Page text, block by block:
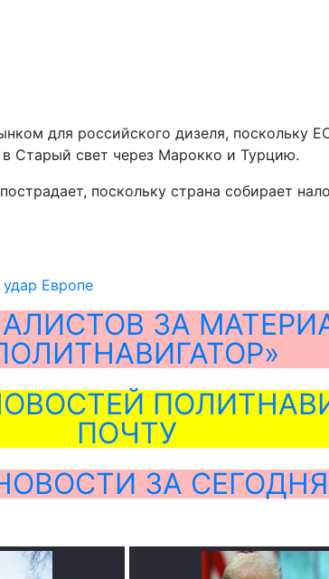
для российского дизеля, поскольку
Старый свет через Марокко и Турцию.
поскольку страна собирает
Европе
ЗА
ПОЧТУ
ЗА СЕГОДНЯ